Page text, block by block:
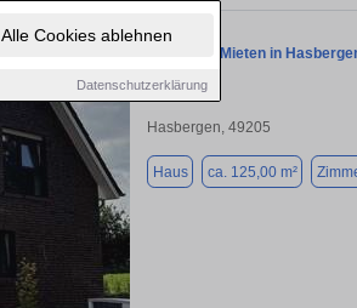
Alle Cookies ablehnen
Datenschutzerklärung
Haus zum Mieten in
Hasbergen, 49205
Haus ca. 125,00 m²